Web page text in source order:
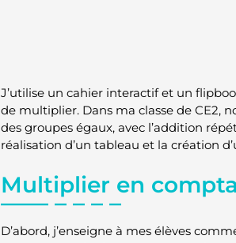
J’utilise un cahier interactif et un
de multiplier. Dans ma classe de CE2,
des groupes égaux, avec l’addition
réalisation d’un tableau et la création
Multiplier en
D’abord, j’enseigne à mes élèves